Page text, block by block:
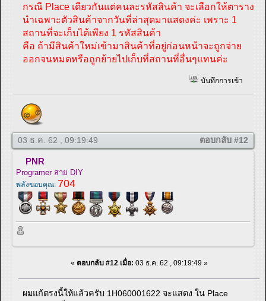
กรณี Place เดียวกันแต่คนละรหัสสินค้า จะเลือกให้ตาราง
นำเฉพาะตัวสินค้าจากวันที่ล่าสุดมาแสดงค่ะ เพราะ 1
สถานที่จะเก็บได้เพียง 1 รหัสสินค้า
คือ ถ้ามีสินค้าใหม่เข้ามาสินค้าที่อยู่ก่อนหน้าจะถูกจ่าย
ออกจนหมดหรือถูกย้ายไปเก็บที่สถานที่อื่นๆแทนค่ะ
บันทึกการเข้า
03 ธ.ค. 62 , 09:19:49 ตอบกลับ #12
PNR
Programer สาย DIY
พลังขอบคุณ: 704
« ตอบกลับ #12 เมื่อ: 03 ธ.ค. 62 , 09:19:49 »
ผมแก้ตรงนี้ให้แล้วครับ 1H060001622 จะแสดง ใน Place